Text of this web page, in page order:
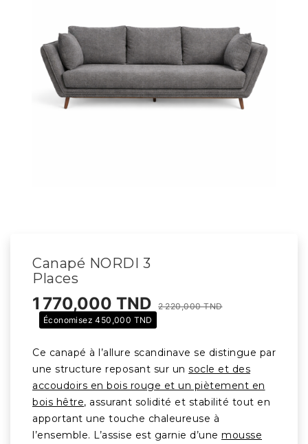
Canapé NORDI 3
Places
1 770,000 TND
2 220,000 TND
Économisez 450,000 TND
Ce canapé à l’allure scandinave se distingue par
une structure reposant sur un socle et des
accoudoirs en bois rouge et un piètement en
bois hêtre, assurant solidité et stabilité tout en
apportant une touche chaleureuse à
l’ensemble. L’assise est garnie d’une mousse